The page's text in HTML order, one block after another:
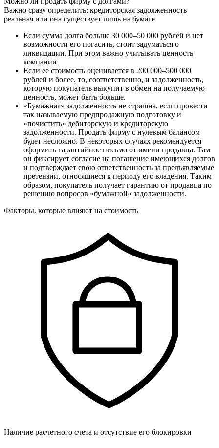
Важно сразу определить: кредиторская задолженность
реальная или она существует лишь на бумаге
Если сумма долга больше 30 000–50 000 рублей и нет
возможности его погасить, стоит задуматься о
ликвидации. При этом важно учитывать ценность
компании.
Если ее стоимость оценивается в 200 000–500 000
рублей и более, то, соответственно, и задолженность,
которую покупатель выкупит в обмен на получаемую
ценность, может быть больше.
«Бумажная» задолженность не страшна, если провести
так называемую предпродажную подготовку и
«почистить» дебиторскую и кредиторскую
задолженности. Продать фирму с нулевым балансом
будет несложно. В некоторых случаях рекомендуется
оформить гарантийное письмо от имени продавца. Там
он фиксирует согласие на погашение имеющихся долгов
и подтверждает свою ответственность за предъявляемые
претензии, относящиеся к периоду его владения. Таким
образом, покупатель получает гарантию от продавца по
решению вопросов «бумажной» задолженности.
Факторы, которые влияют на стоимость
Наличие расчетного счета и отсутствие его блокировки